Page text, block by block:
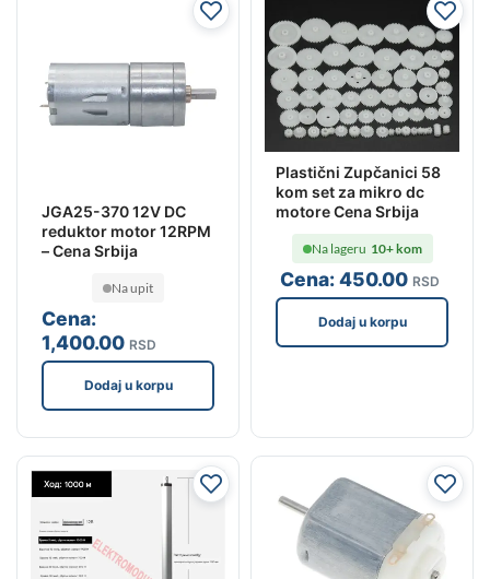
JGA25-370 12V DC
reduktor motor 12RPM
– Cena Srbija
Cena:
1,400.00 RSD
Na upit
Dodaj u korpu
Plastični Zupčanici 58
kom set za mikro dc
motore Cena Srbija
Cena:450.00 RSD
Na lageru 10+ kom
Dodaj u korpu